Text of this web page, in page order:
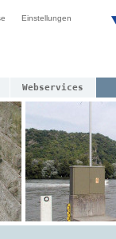
Einstellungen
Webservices